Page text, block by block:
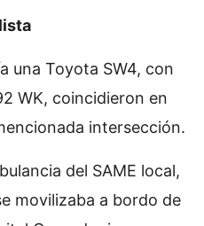
una Toyota SW4, con
WK, coincidieron en
intersección.
del SAME local,
movilizaba a bordo de